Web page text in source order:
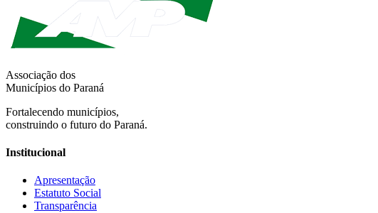
Associação dos
Municípios do Paraná
Fortalecendo municípios,
construindo o futuro do Paraná.
Institucional
Apresentação
Estatuto Social
Transparência